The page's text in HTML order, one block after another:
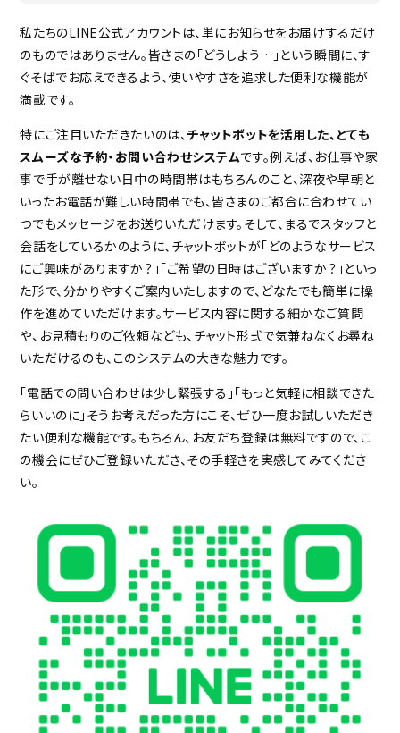
私たちのLINE公式アカウントは、単にお知らせをお届けするだけ
のものではありません。皆さまの「どうしよう…」という瞬間に、す
ぐそばでお応えできるよう、使いやすさを追求した便利な機能が
満載です。
特にご注目いただきたいのは、 チャットボットを活用した、とても
スムーズな予約・お問い合わせシステムです。例えば、お仕事や家
事で手が離せない日中の時間帯はもちろんのこと、深夜や早朝と
いったお電話が難しい時間帯でも、皆さまのご都合に合わせてい
つでもメッセージをお送りいただけます。そして、まるでスタッフと
会話をしているかのように、チャットボットが「どのようなサービス
にご興味がありますか？」「ご希望の日時はございますか？」といっ
た形で、分かりやすくご案内いたしますので、どなたでも簡単に操
作を進めていただけます。サービス内容に関する細かなご質問
や、お見積もりのご依頼なども、チャット形式で気兼ねなくお尋ね
いただけるのも、このシステムの大きな魅力です。
「電話での問い合わせは少し緊張する」「もっと気軽に相談できた
らいいのに」そうお考えだった方にこそ、ぜひ一度お試しいただき
たい便利な機能です。もちろん、お友だち登録は無料ですので、こ
の機会にぜひご登録いただき、その手軽さを実感してみてくださ
い。